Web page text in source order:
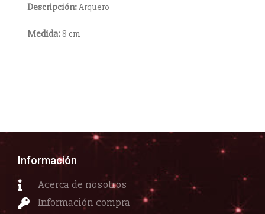
Descripción:Arquero
Medida: 8 cm
Información
Acerca de nosotros
Información compra